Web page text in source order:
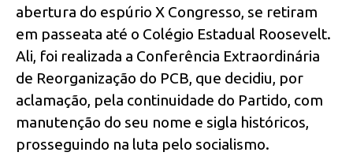
abertura do espúrio X Congresso, se retiram
em passeata até o Colégio Estadual Roosevelt.
Ali, foi realizada a Conferência Extraordinária
de Reorganização do PCB, que decidiu, por
aclamação, pela continuidade do Partido, com
manutenção do seu nome e sigla históricos,
prosseguindo na luta pelo socialismo.